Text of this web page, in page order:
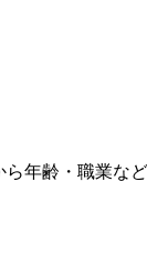
年齢・職業な